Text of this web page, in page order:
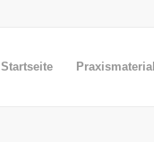
Startseite Praxismaterial